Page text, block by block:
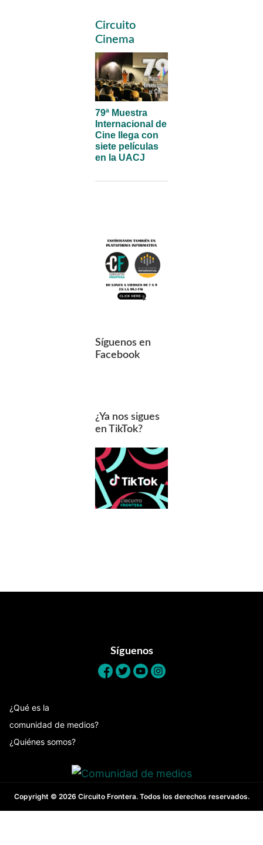
Primary
Sidebar
Circuito
Cinema
79ª Muestra
Internacional de
Cine llega con
siete películas
en la UACJ
Síguenos en
Facebook
¿Ya nos sigues
en TikTok?
Síguenos
¿Qué es la
comunidad de medios?
¿Quiénes somos?
Copyright © 2026 Circuito Frontera. Todos los derechos reservados.